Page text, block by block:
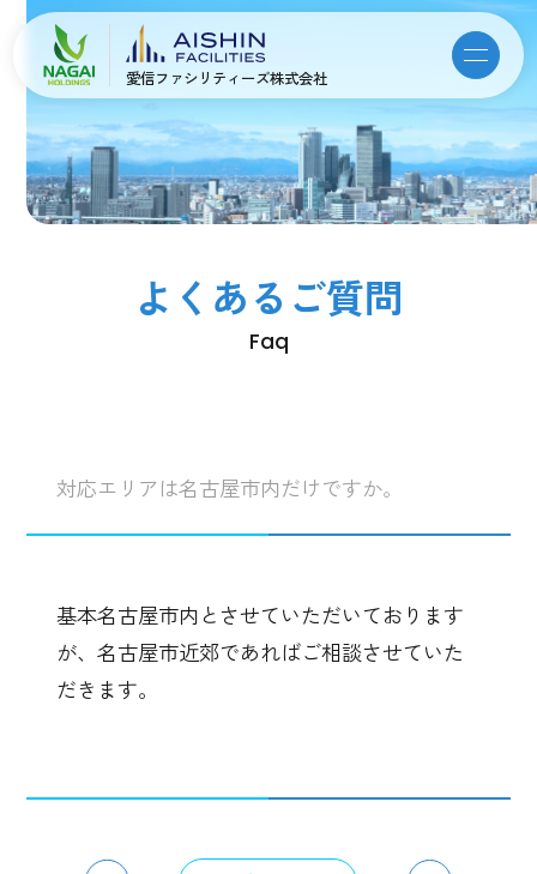
愛信ファシリティーズ株式会社
よくあるご質問
Faq
対応エリアは名古屋市内だけですか。
基本名古屋市内とさせていただいております
が、名古屋市近郊であればご相談させていた
だきます。